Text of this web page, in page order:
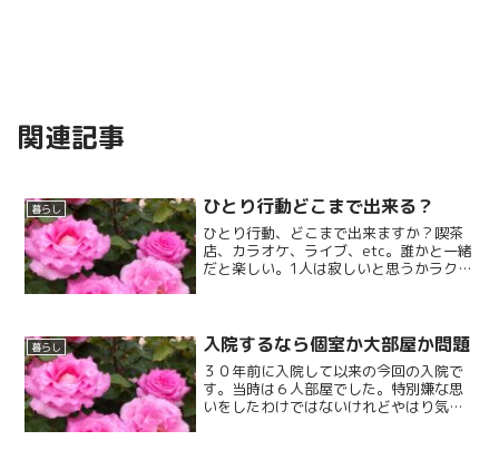
関連記事
暮らし ひとり行動どこまで出来る？
ひとり行動、どこまで出来ますか？喫茶
店、カラオケ、ライブ、etc。誰かと一緒
だと楽しい。1人は寂しいと思うかラクだ
暮らし 入院するなら個室か大部屋か問題
３０年前に入院して以来の今回の入院で
す。当時は６人部屋でした。特別嫌な思
いをしたわけではないけれどやはり気を